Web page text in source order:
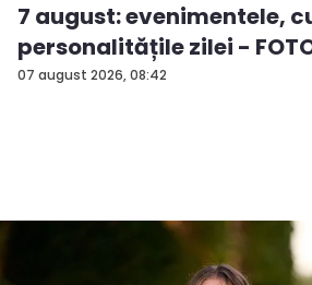
07 august 2026, 08:42
7 august: evenimentele,
personalitățile zilei -